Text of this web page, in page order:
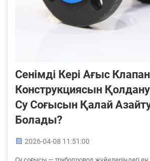
Сенімді Кері Ағыс
Конструкциясын
Су Соғысын Қалай
Болады?
2026-04-08 11:51:00